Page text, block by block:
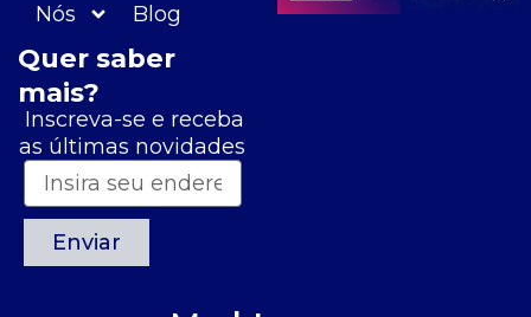
Nós Blog
Quer saber
mais?
Inscreva-se e receba
as últimas novidades
Enviar